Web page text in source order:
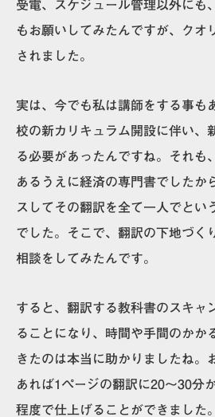
受電、スケジュール管理以外にも
もお願いしてみたんですが、クオ
されました。
実は、今でも私は講師をする事も
校の新カリキュラム開設に伴い、
る必要があったんですね。それも
あるうえに経済の専門書でしたか
スしてその翻訳を全て一人でとい
でした。そこで、翻訳の下地づく
相談をしてみたんです。
すると、翻訳する教科書のスキャ
ることになり、時間や手間のかか
きたのは本当に助かりましたね。
あれば1ページの翻訳に20～30分
程度で仕上げることができました